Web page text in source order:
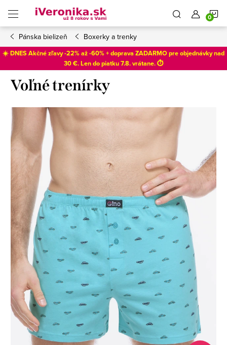
obsah
Pánska bielizeň Boxerky a trenky
☀️ DNES Akčné zľavy -22% až -60% + doprava ZADARMO pre objednávky nad
30 €. Len dopiatku 7.8. vrátane. ⏱️
Voľné trenírky